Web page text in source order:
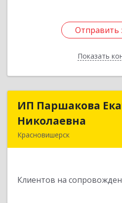
Отправить
Показать
Отправить
Назад
ИП Паршакова
Николаевна
Красновишерск
Клиентов на
ИП